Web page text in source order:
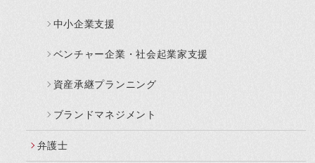
中小企業支援
ベンチャー企業・社会起業家支援
資産承継プランニング
ブランドマネジメント
弁護士